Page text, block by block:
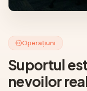
Operațiuni
Suportul
nevoilor